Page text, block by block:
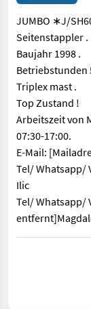
JUMBO ∗J/
Seitenstappler .
Baujahr 1998 .
Betriebstunden
Triplex mast .
Top Zustand !
Arbeitszeit von
07:30-17:00.
E-Mail:
Tel/ Whatsapp/
Ilic
Tel/ Whatsapp/
JUMBO ∗J/